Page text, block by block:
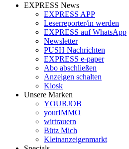
EXPRESS News
EXPRESS APP
Leserreporter/in werden
EXPRESS auf WhatsApp
Newsletter
PUSH Nachrichten
EXPRESS e-paper
Abo abschließen
Anzeigen schalten
Kiosk
Unsere Marken
YOURJOB
yourIMMO
wirtrauern
Bütz Mich
Kleinanzeigenmarkt